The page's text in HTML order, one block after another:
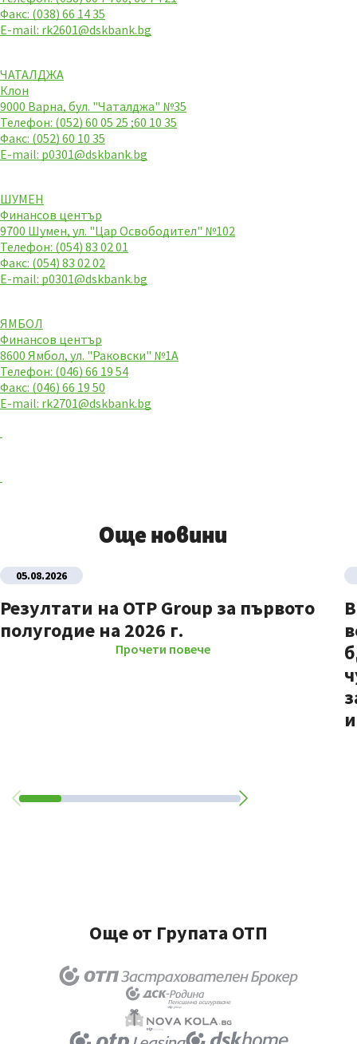
Факс: (038) 66 14 35
E-mail: rk2601@dskbank.bg
ЧАТАЛДЖА
Клон
9000 Варна, бул. "Чаталджа" №35
Телефон: (052) 60 05 25 ;60 10 35
Факс: (052) 60 10 35
E-mail: p0301@dskbank.bg
ШУМЕН
Финансов център
9700 Шумен, ул. "Цар Освободител" №102
Телефон: (054) 83 02 01
Факс: (054) 83 02 02
E-mail: p0301@dskbank.bg
ЯМБОЛ
Финансов център
8600 Ямбол, ул. "Раковски" №1A
Телефон: (046) 66 19 54
Факс: (046) 66 19 50
E-mail: rk2701@dskbank.bg
Още новини
05.08.2026
Резултати на OTP Group за първото
полугодие на 2026 г.
Прочети повече
Още от Групата ОТП